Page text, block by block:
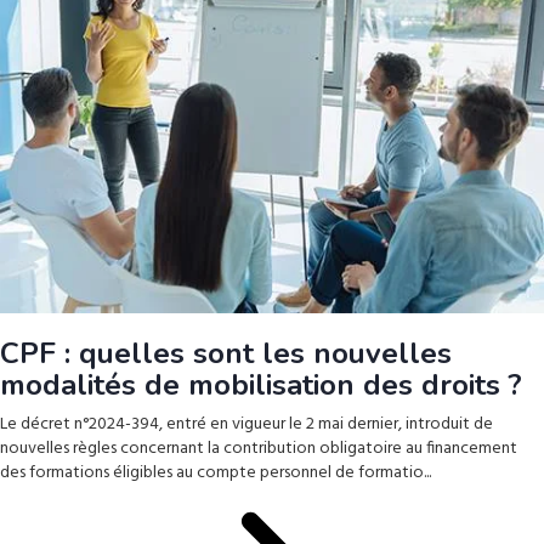
CPF : quelles sont les nouvelles
modalités de mobilisation des droits ?
Le décret n°2024-394, entré en vigueur le 2 mai dernier, introduit de
nouvelles règles concernant la contribution obligatoire au financement
des formations éligibles au compte personnel de formatio...